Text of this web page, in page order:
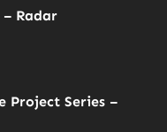
– Radar
Project Series –